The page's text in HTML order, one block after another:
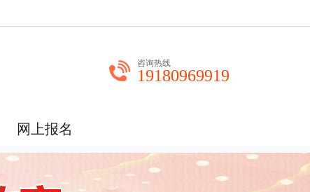
咨询热线
19180969919
网上报名